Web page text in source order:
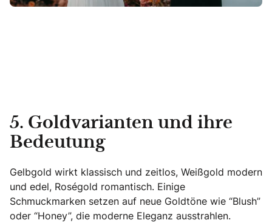
5. Goldvarianten und ihre
Bedeutung
Gelbgold wirkt klassisch und zeitlos, Weißgold modern
und edel, Roségold romantisch. Einige
Schmuckmarken setzen auf neue Goldtöne wie “Blush”
oder “Honey”, die moderne Eleganz ausstrahlen.